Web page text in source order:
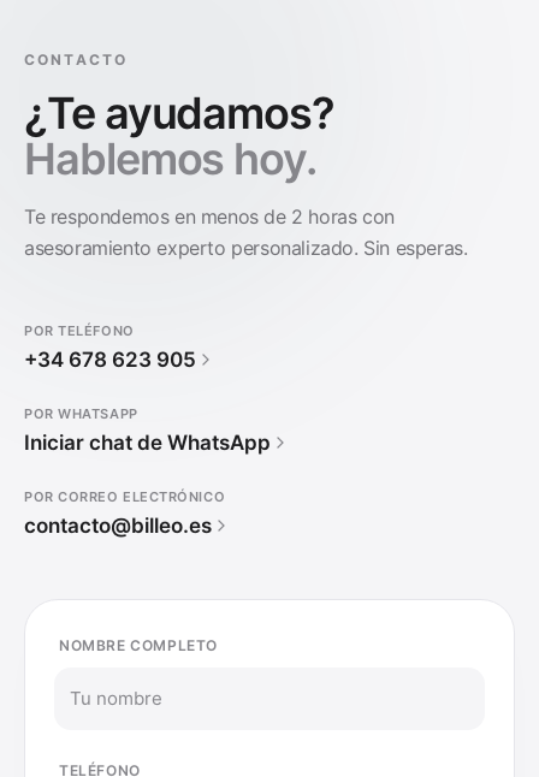
CONTACTO
¿Te ayudamos?
Hablemos hoy.
Te respondemos en menos de 2 horas con
asesoramiento experto personalizado. Sin esperas.
POR TELÉFONO
+34 678 623 905
POR WHATSAPP
Iniciar chat de WhatsApp
POR CORREO ELECTRÓNICO
contacto@billeo.es
NOMBRE COMPLETO
TELÉFONO